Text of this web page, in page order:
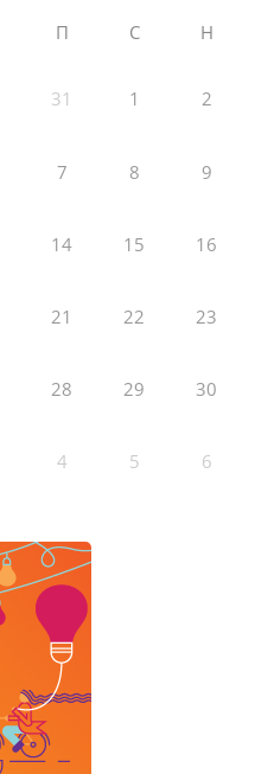
П С Н
31 1 2
7 8 9
14 15 16
21 22 23
28 29 30
4 5 6